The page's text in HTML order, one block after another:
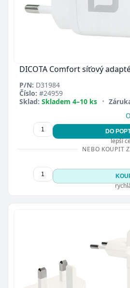
DICOTA Comfort síťový
P/N: D31984
Číslo: #24959
Sklad: Skladem 4–10 ks •
DO
lepší
NEBO KOUPIT